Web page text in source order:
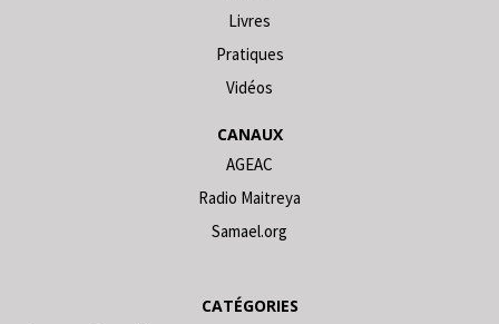
Livres
Pratiques
Vidéos
CANAUX
AGEAC
Radio Maitreya
Samael.org
CATÉGORIES